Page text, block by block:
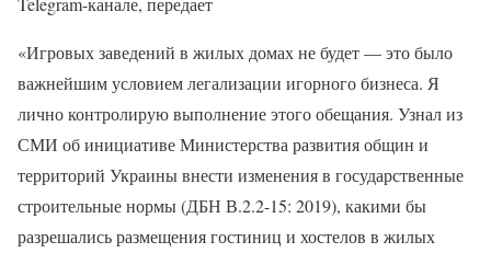
«Игровых заведений в жилых домах не будет — это было
важнейшим условием легализации игорного бизнеса. Я
лично контролирую выполнение этого обещания. Узнал из
СМИ об инициативе Министерства развития общин и
территорий Украины внести изменения в государственные
строительные нормы (ДБН В.2.2-15: 2019), какими бы
разрешались размещения гостиниц и хостелов в жилых